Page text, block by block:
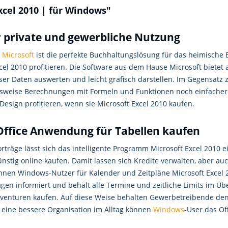
2010 | für Windows"
und gewerbliche Nutzung
Microsoft ist die perfekte Buchhaltungslösung für das
2010 profitieren. Die Software aus dem Hause Microsoft bietet
Daten auswerten und leicht grafisch darstellen. Im Gegensatz
Berechnungen mit Formeln und Funktionen noch
profitieren, wenn sie Microsoft Excel 2010 kaufen.
Anwendung für Tabellen kaufen
lässt sich das intelligente Programm Microsoft Excel 2010
online kaufen. Damit lassen sich Kredite verwalten, aber
Windows-Nutzer für Kalender und Zeitpläne Microsoft Excel
informiert und behält alle Termine und zeitliche Limits im
kaufen. Auf diese Weise behalten Gewerbetreibende
bessere Organisation im Alltag können Windows-User das